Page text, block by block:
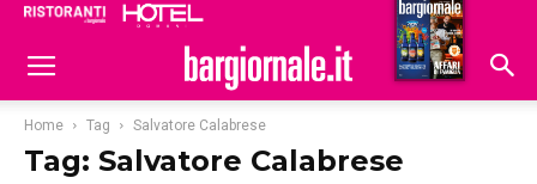
Hoteldomani
Home Tag Salvatore Calabrese
Tag: Salvatore Calabrese